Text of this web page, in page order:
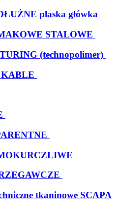
plaska główka
STALOWE
(technopolimer)
KABLE
tkaninowe SCAPA